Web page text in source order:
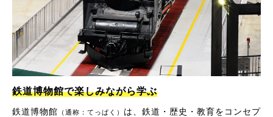
鉄道博物館で楽しみながら学ぶ
鉄道博物館 （通称：てっぱく） は、鉄道・歴史・教育をコンセプ